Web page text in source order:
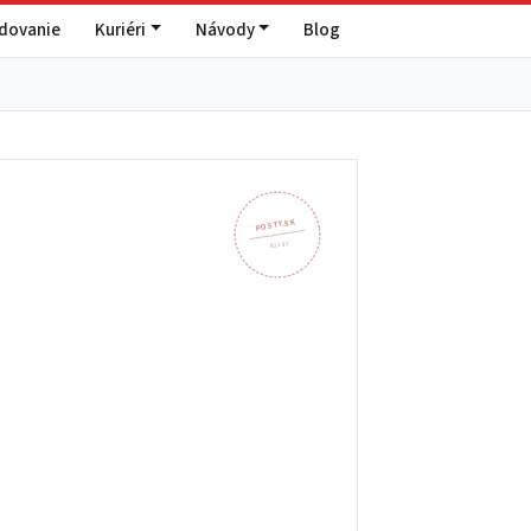
Kuriéri Návody Blog
POSTY.SK
921 01